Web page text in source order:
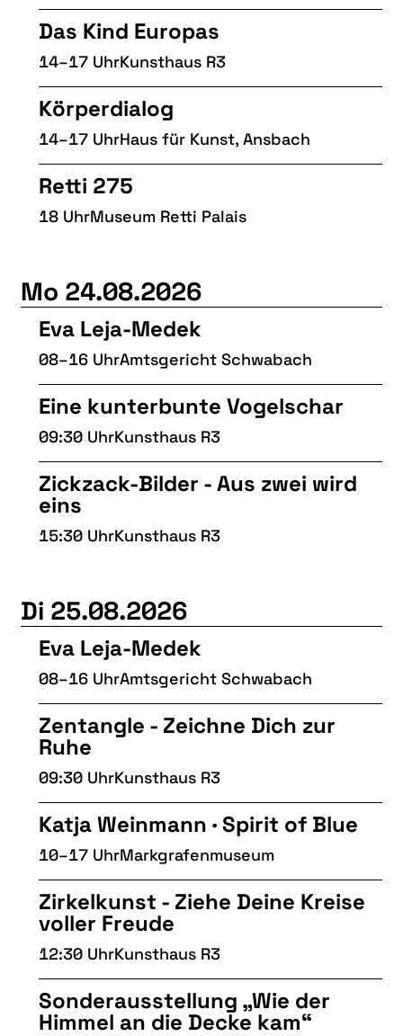
Das Kind Europas
14–17 UhrKunsthaus R3
Körperdialog
14–17 UhrHaus für Kunst, Ansbach
Retti 275
18 UhrMuseum Retti Palais
Mo 24.08.2026
Eva Leja-Medek
08–16 UhrAmtsgericht Schwabach
Eine kunterbunte Vogelschar
09:30 UhrKunsthaus R3
Zickzack-Bilder - Aus zwei wird
eins
15:30 UhrKunsthaus R3
Di 25.08.2026
Eva Leja-Medek
08–16 UhrAmtsgericht Schwabach
Zentangle - Zeichne Dich zur
Ruhe
09:30 UhrKunsthaus R3
Katja Weinmann · Spirit of Blue
10–17 UhrMarkgrafenmuseum
Zirkelkunst - Ziehe Deine Kreise
voller Freude
12:30 UhrKunsthaus R3
Sonderausstellung „Wie der
Himmel an die Decke kam“